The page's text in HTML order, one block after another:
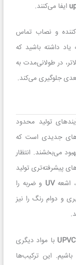
ایفا می‌کنند.
و نصاب تماس
یاد داشته باشید که
در طولانی‌مدت به
جلوگیری می‌کند.
تولید محدود
جدیدی است که
می‌بخشند. انتظار
پیشرفته‌تری تولید
اشعهUV و ضربه را
و دوام رنگ را نیز
UPVC با مواد دیگری
این ترکیب‌ها